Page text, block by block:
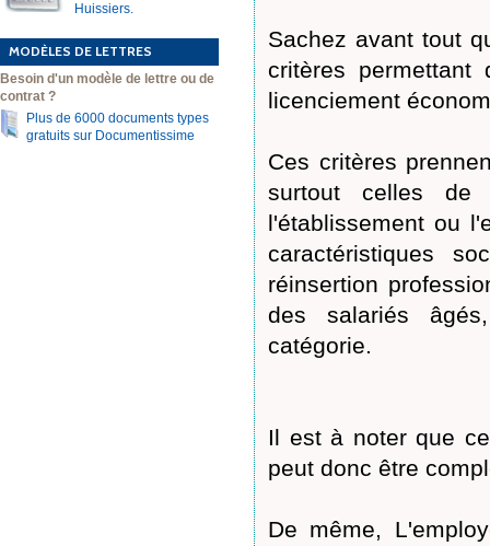
Huissiers.
MODÈLES DE LETTRES
Besoin d'un modèle de lettre ou de
contrat ?
Plus de 6000 documents types
gratuits sur Documentissime
Sachez avant tout
critères
licenciement
Ces critères
surtout celles de
l'établissement ou
caractéristiques
réinsertion
des salariés
catégorie.
Il est à noter que
peut donc être
De même,